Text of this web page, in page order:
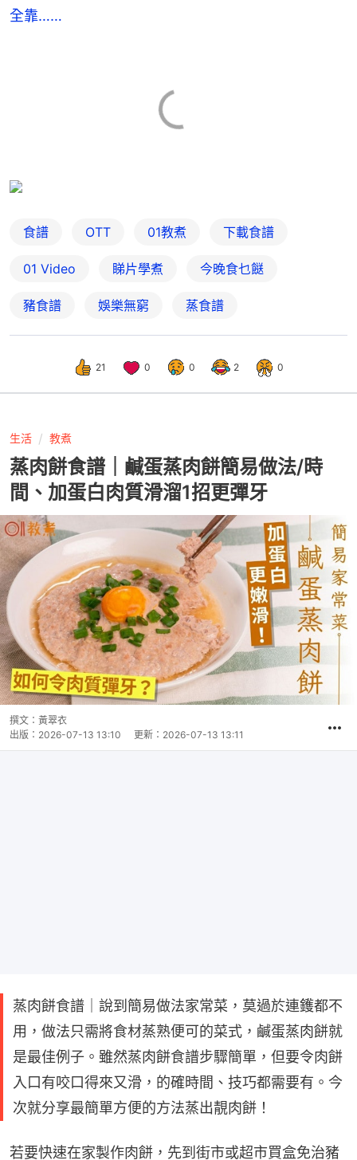
全靠……
食譜 OTT 01教煮 下載食譜
01 Video 睇片學煮 今晚食乜餸
豬食譜 娛樂無窮 蒸食譜
21 0 0 2 0
生活 教煮
蒸肉餅食譜｜鹹蛋蒸肉餅簡易做法/時
間、加蛋白肉質滑溜1招更彈牙
撰文： 黃翠衣
出版： 2026-07-13 13:10 更新： 2026-07-13 13:11
蒸肉餅食譜｜說到簡易做法家常菜，莫過於連鑊都不
用，做法只需將食材蒸熟便可的菜式，鹹蛋蒸肉餅就
是最佳例子。雖然蒸肉餅食譜步驟簡單，但要令肉餅
入口有咬口得來又滑，的確時間、技巧都需要有。今
次就分享最簡單方便的方法蒸出靚肉餅！
若要快速在家製作肉餅，先到街市或超市買盒免治豬